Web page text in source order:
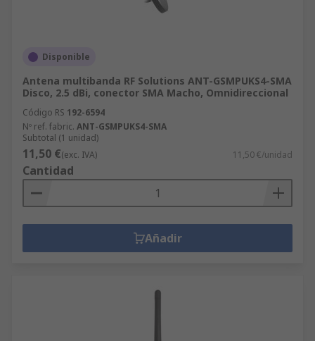
Disponible
Antena multibanda RF Solutions ANT-GSMPUKS4-SMA
Disco, 2.5 dBi, conector SMA Macho, Omnidireccional
Código RS 192-6594
Nº ref. fabric. ANT-GSMPUKS4-SMA
Subtotal (1 unidad)
11,50 €(exc. IVA) 11,50 €/unidad
Cantidad
Añadir